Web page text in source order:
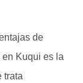
de
Kuqui es la
trata